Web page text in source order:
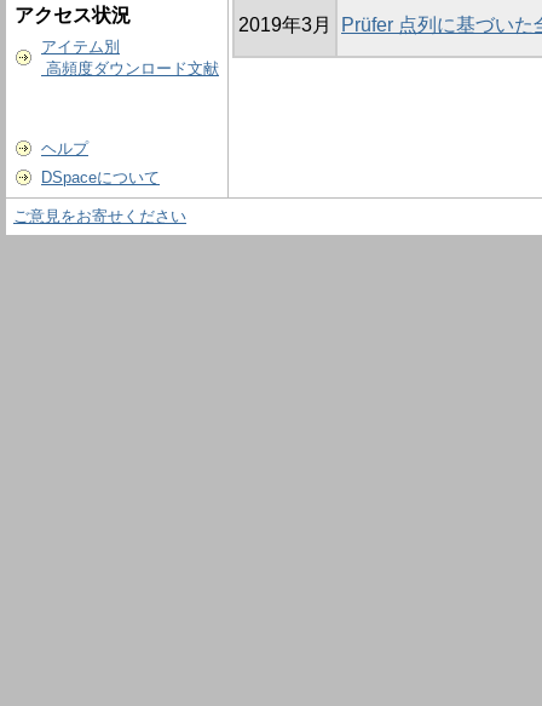
アクセス状況
アイテム別
高頻度ダウンロード文献
ヘルプ
DSpaceについて
2019年3月 Prüfer 点列に基づい
ご意見をお寄せください